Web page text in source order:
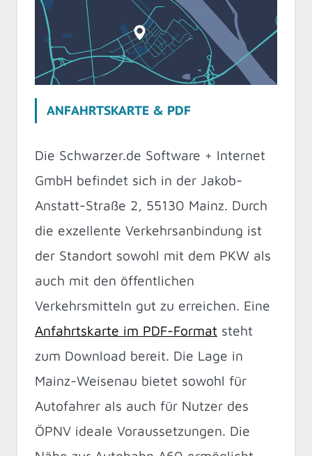
ANFAHRTSKARTE & PDF
Die Schwarzer.de Software + Internet
GmbH befindet sich in der Jakob-
Anstatt-Straße 2, 55130 Mainz. Durch
die exzellente Verkehrsanbindung ist
der Standort sowohl mit dem PKW als
auch mit den öffentlichen
Verkehrsmitteln gut zu erreichen. Eine
Anfahrtskarte im PDF-Format steht
zum Download bereit. Die Lage in
Mainz-Weisenau bietet sowohl für
Autofahrer als auch für Nutzer des
ÖPNV ideale Voraussetzungen. Die